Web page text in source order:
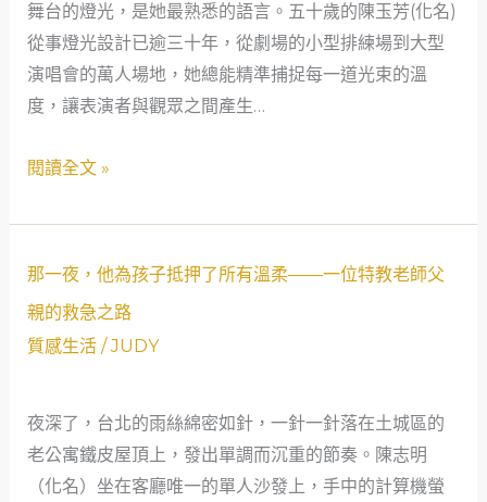
過
合
法
典
重
望
舞台的燈光，是她最熟悉的語言。五十歲的陳玉芳(化名)
從事燈光設計已逾三十年，從劇場的小型排練場到大型
演唱會的萬人場地，她總能精準捕捉每一道光束的溫
度，讓表演者與觀眾之間產生…
社
會
安
全
的
守
護
閱讀全文 »
那一夜，他為孩子抵押了所有溫柔——一位特教老師父
親的救急之路
質感生活/JUDY
夜深了，台北的雨絲綿密如針，一針一針落在土城區的
老公寓鐵皮屋頂上，發出單調而沉重的節奏。陳志明
（化名）坐在客廳唯一的單人沙發上，手中的計算機螢
那
他
孩
子
抵